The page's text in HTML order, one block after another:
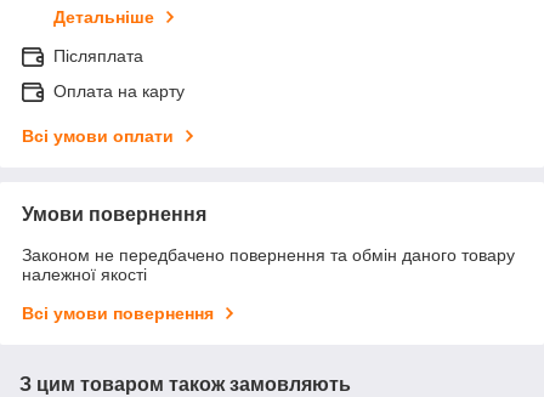
Детальніше
Післяплата
Оплата на карту
Всі умови оплати
Умови повернення
Законом не передбачено повернення та обмін даного товару
належної якості
Всі умови повернення
З цим товаром також замовляють